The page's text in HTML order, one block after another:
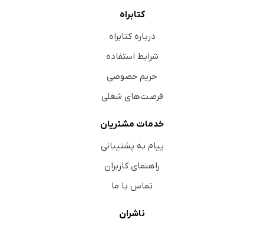
کتابراه
درباره کتابراه
شرایط استفاده
حریم خصوصی
فرصت‌های شغلی
خدمات مشتریان
پیام به پشتیبانی
راهنمای کاربران
تماس با ما
ناشران